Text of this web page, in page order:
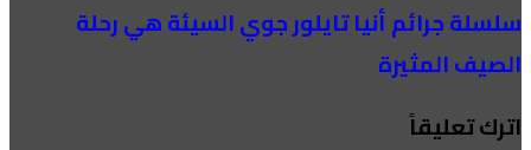
سلسلة جرائم أنيا تايلور جوي السيئة هي رحلة
الصيف المثيرة
اترك تعليقاً